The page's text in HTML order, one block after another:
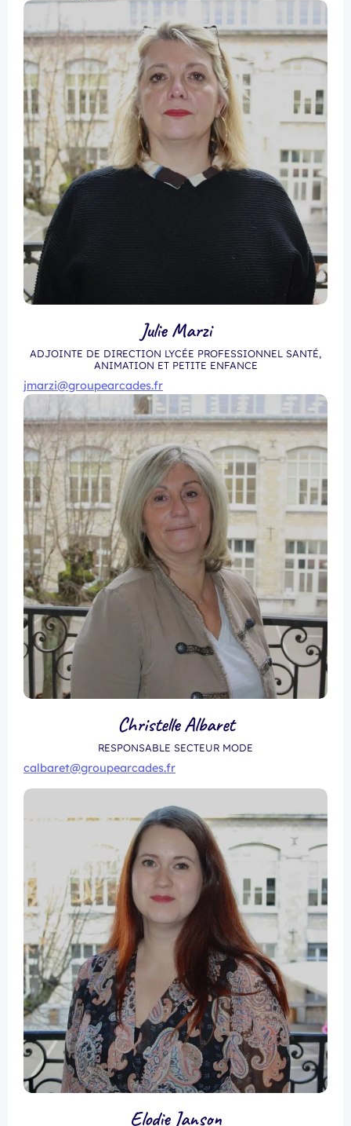
Julie Marzi
ADJOINTE DE DIRECTION LYCÉE PROFESSIONNEL SANTÉ,
ANIMATION ET PETITE ENFANCE
jmarzi@groupearcades.fr
Christelle Albaret
RESPONSABLE SECTEUR MODE
calbaret@groupearcades.fr
Elodie Janson